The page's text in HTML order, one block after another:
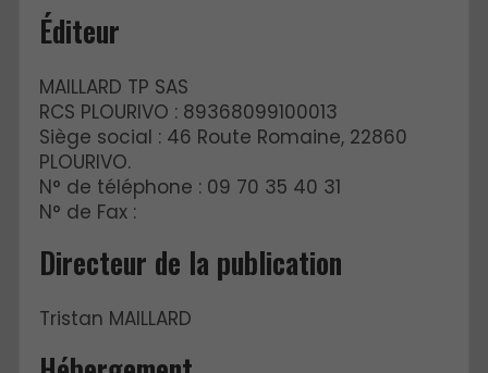
Éditeur
MAILLARD TP SAS
RCS PLOURIVO : 89368099100013
Siège social : 46 Route Romaine, 22860
PLOURIVO.
N° de téléphone : 09 70 35 40 31
N° de Fax :
Directeur de la publication
Tristan MAILLARD